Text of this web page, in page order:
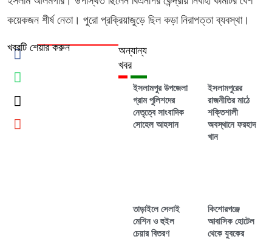
কয়েকজন শীর্ষ নেতা। পুরো প্রক্রিয়াজুড়ে ছিল কড়া নিরাপত্তা ব্যবস্থা।
খবরটি শেয়ার করুন
অন্যান্য
খবর
ইসলামপুর উপজেলা
গ্রাম পুলিশদের
নেতৃত্বে সাংবাদিক
সোহেল আহসান
ইসলামপুরের
রাজনীতির মাঠে
শক্তিশালী
অবস্থানে ফরহাদ
খান
তাড়াইলে সেলাই
মেশিন ও হুইল
চেয়ার বিতরণ
কিশোরগঞ্জে
আবাসিক হোটেল
থেকে যুবকের